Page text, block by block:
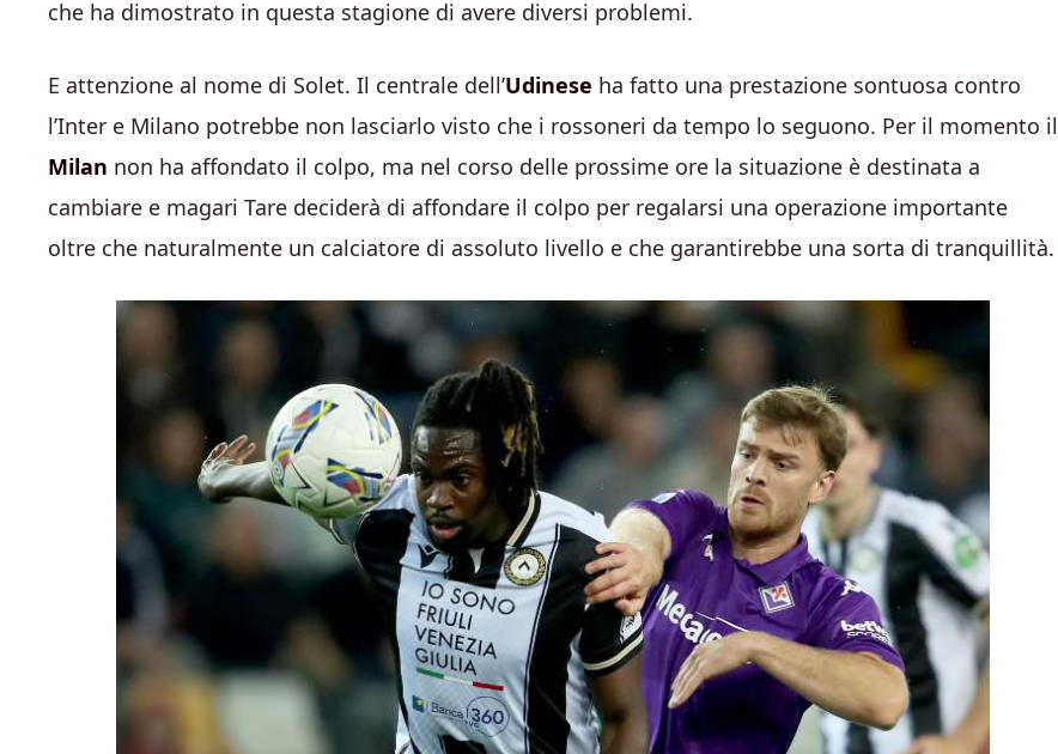
che ha dimostrato in questa stagione di avere diversi problemi.
E attenzione al nome di Solet. Il centrale dell’Udinese ha fatto una prestazione sontuosa contro
l’Inter e Milano potrebbe non lasciarlo visto che i rossoneri da tempo lo seguono. Per il momento il
Milan non ha affondato il colpo, ma nel corso delle prossime ore la situazione è destinata a
cambiare e magari Tare deciderà di affondare il colpo per regalarsi una operazione importante
oltre che naturalmente un calciatore di assoluto livello e che garantirebbe una sorta di tranquillità.